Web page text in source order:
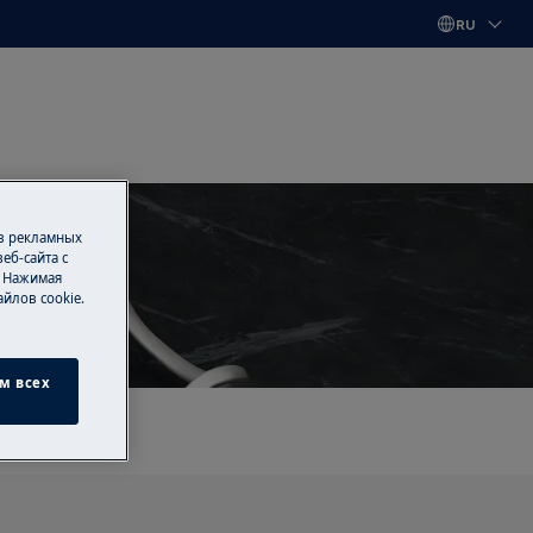
RU
рекламных
сайта с
Нажимая
cookie.
всех